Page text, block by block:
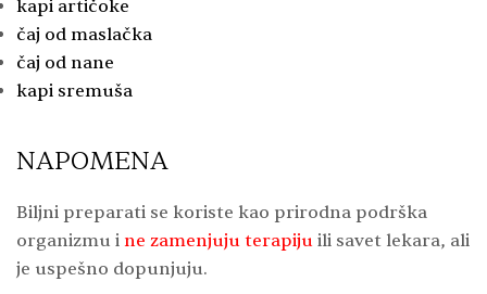
kapi artičoke
čaj od maslačka
čaj od nane
kapi sremuša
NAPOMENA
Biljni preparati se koriste kao prirodna podrška
organizmu i ne zamenjuju terapiju ili savet lekara, ali
je uspešno dopunjuju.